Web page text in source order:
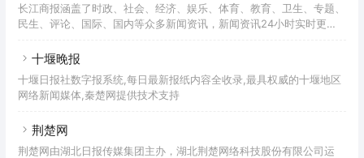
长江商报涵盖了时政、社会、经济、娱乐、体育、教育、卫生、专题、
民生、评论、国际、国内等众多新闻资讯，新闻资讯24小时实时更
十堰晚报
十堰日报社数字报系统,每日最新报纸内容全收录,最具权威的十堰地区
网络新闻媒体,秦楚网提供技术支持
荆楚网
荆楚网由湖北日报传媒集团主办，湖北荆楚网络科技股份有限公司运